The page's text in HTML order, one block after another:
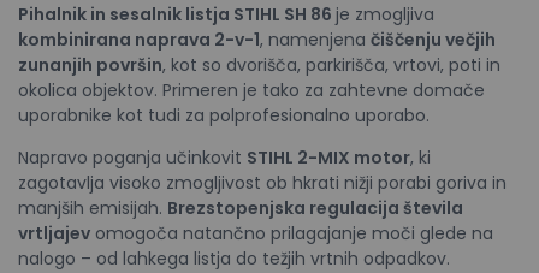
Pihalnik in sesalnik listja STIHL SH 86 je zmogljiva
kombinirana naprava 2-v-1, namenjena čiščenju večjih
zunanjih površin, kot so dvorišča, parkirišča, vrtovi, poti in
okolica objektov. Primeren je tako za zahtevne domače
uporabnike kot tudi za polprofesionalno uporabo.
Napravo poganja učinkovit STIHL 2-MIX motor, ki
zagotavlja visoko zmogljivost ob hkrati nižji porabi goriva in
manjših emisijah. Brezstopenjska regulacija števila
vrtljajev omogoča natančno prilagajanje moči glede na
nalogo – od lahkega listja do težjih vrtnih odpadkov.